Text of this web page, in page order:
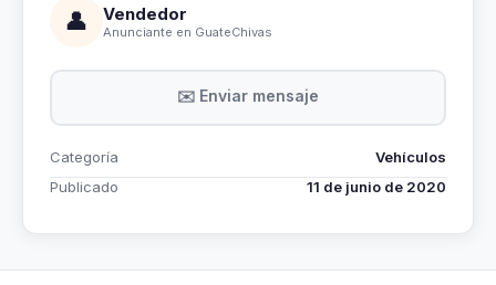
👤 Vendedor
Anunciante en GuateChivas
✉️ Enviar mensaje
Categoría
Vehículos
Publicado
11 de junio de 2020